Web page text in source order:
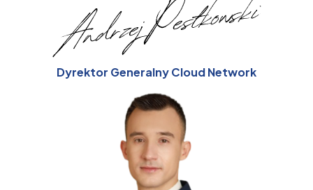
Dyrektor Generalny Cloud Network